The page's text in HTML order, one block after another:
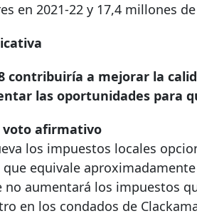
en 2021-22 y 17,4 millones
contribuiría a mejorar la
las oportunidades para
voto afirmativo
los impuestos locales
equivale
no aumentará los impuestos
en los condados de